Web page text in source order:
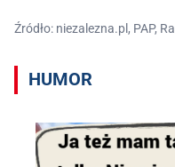
Źródło: niezalezna.pl, PAP,
HUMOR